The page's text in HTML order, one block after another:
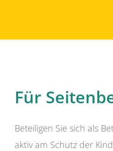
Für
Beteiligen Sie sich als
aktiv am Schutz der